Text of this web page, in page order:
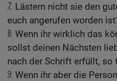
7 Lästern nicht sie den
euch angerufen worden
8 Wenn ihr wirklich das
sollst deinen Nächsten
nach der Schrift erfüllt, so
9 Wenn ihr aber die